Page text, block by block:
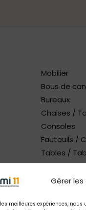
Gérer les
meilleures expériences,
Mobilier
Bous de
Bureaux
Chaises /
Consoles
Fauteuils /
Tables /